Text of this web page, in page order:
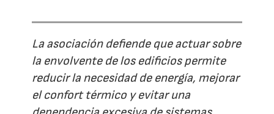
La asociación defiende que actuar sobre
la envolvente de los edificios permite
reducir la necesidad de energía, mejorar
el confort térmico y evitar una